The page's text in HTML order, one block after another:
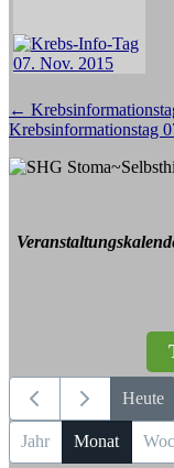
←
Krebsinformationstag
Heute
Jahr Monat